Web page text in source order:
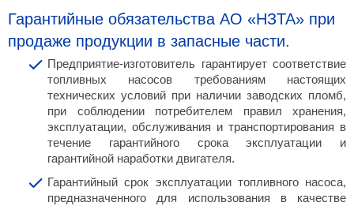
Гарантийные обязательства АО «НЗТА» при
продаже продукции в запасные части.
Предприятие-изготовитель гарантирует соответствие
топливных насосов требованиям настоящих
технических условий при наличии заводских пломб,
при соблюдении потребителем правил хранения,
эксплуатации, обслуживания и транспортирования в
течение гарантийного срока эксплуатации и
гарантийной наработки двигателя.
Гарантийный срок эксплуатации топливного насоса,
предназначенного для использования в качестве